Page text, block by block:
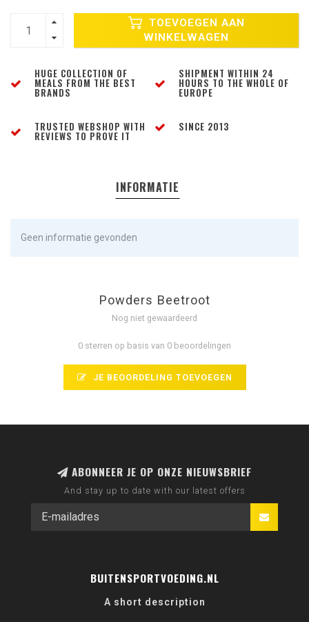
TOEVOEGEN AAN
WINKELWAGEN
HUGE COLLECTION OF
MEALS FROM THE BEST
BRANDS
SHIPMENT WITHIN 24
HOURS TO THE WHOLE OF
EUROPE
TRUSTED WEBSHOP WITH
REVIEWS TO PROVE IT
SINCE 2013
INFORMATIE
Geen informatie gevonden
Powders Beetroot
Nog niet gewaardeerd
0 sterren op basis van 0 beoordelingen
JE BEOORDELING TOEVOEGEN
ABONNEER JE OP ONZE NIEUWSBRIEF
And stay up to date with our latest offers
BUITENSPORTVOEDING.NL
A short description